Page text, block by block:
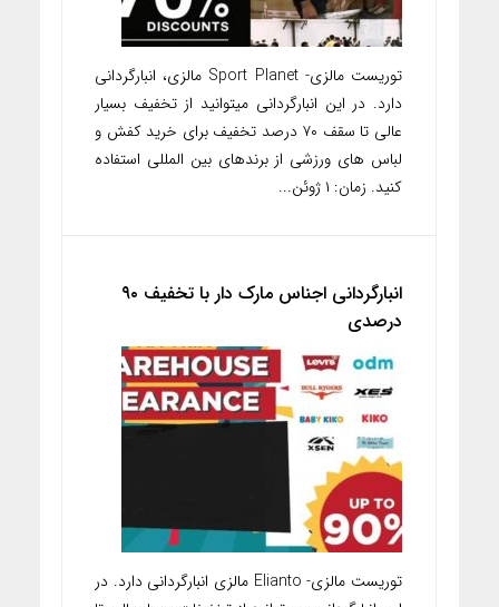
توریست مالزی- Sport Planet مالزی، انبارگردانی
دارد. در این انبارگردانی میتوانید از تخفیف بسیار
عالی تا سقف ۷۰ درصد تخفیف برای خرید کفش و
لباس های ورزشی از برندهای بین المللی استفاده
کنید. زمان: ۱ ژوئن...
انبارگردانی اجناس مارک دار با تخفیف ۹۰
درصدی
توریست مالزی- Elianto مالزی انبارگردانی دارد. در